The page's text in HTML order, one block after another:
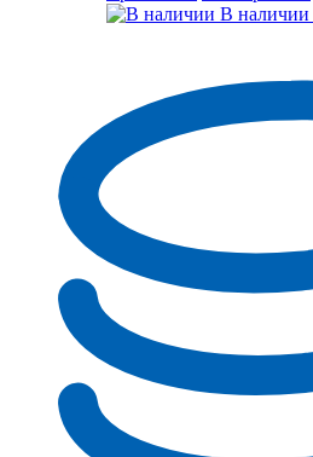
В наличии